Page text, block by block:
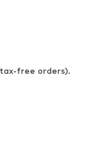
free orders).